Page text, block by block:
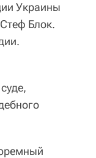
Украины
Блок.